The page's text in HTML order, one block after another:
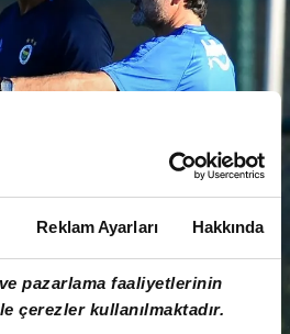
Reklam Ayarları Hakkında
pazarlama faaliyetlerinin
çerezler kullanılmaktadır.